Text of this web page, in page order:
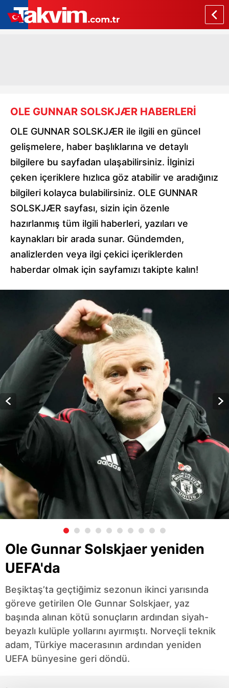
OLE GUNNAR SOLSKJÆR HABERLERİ
OLE GUNNAR SOLSKJÆR ile ilgili en güncel
gelişmelere, haber başlıklarına ve detaylı
bilgilere bu sayfadan ulaşabilirsiniz. İlginizi
çeken içeriklere hızlıca göz atabilir ve aradığınız
bilgileri kolayca bulabilirsiniz. OLE GUNNAR
SOLSKJÆR sayfası, sizin için özenle
hazırlanmış tüm ilgili haberleri, yazıları ve
kaynakları bir arada sunar. Gündemden,
analizlerden veya ilgi çekici içeriklerden
haberdar olmak için sayfamızı takipte kalın!
Ole Gunnar Solskjaer yeniden
UEFA'da
Beşiktaş’ta geçtiğimiz sezonun ikinci yarısında
göreve getirilen Ole Gunnar Solskjaer, yaz
başında alınan kötü sonuçların ardından siyah-
beyazlı kulüple yollarını ayırmıştı. Norveçli teknik
adam, Türkiye macerasının ardından yeniden
UEFA bünyesine geri döndü.